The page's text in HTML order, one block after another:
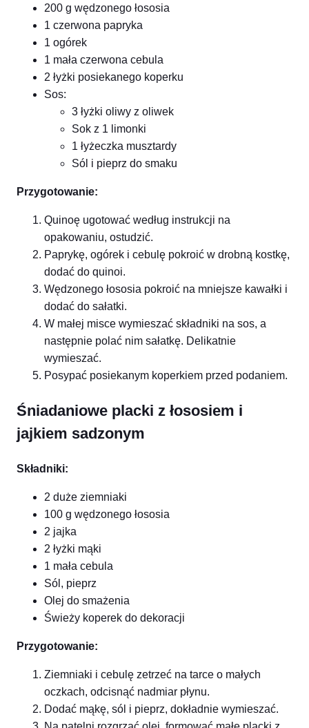
200 g wędzonego łososia
1 czerwona papryka
1 ogórek
1 mała czerwona cebula
2 łyżki posiekanego koperku
Sos:
3 łyżki oliwy z oliwek
Sok z 1 limonki
1 łyżeczka musztardy
Sól i pieprz do smaku
Przygotowanie:
Quinoę ugotować według instrukcji na
opakowaniu, ostudzić.
Paprykę, ogórek i cebulę pokroić w drobną kostkę,
dodać do quinoi.
Wędzonego łososia pokroić na mniejsze kawałki i
dodać do sałatki.
W małej misce wymieszać składniki na sos, a
następnie polać nim sałatkę. Delikatnie
wymieszać.
Posypać posiekanym koperkiem przed podaniem.
Śniadaniowe placki z łososiem i
jajkiem sadzonym
Składniki:
2 duże ziemniaki
100 g wędzonego łososia
2 jajka
2 łyżki mąki
1 mała cebula
Sól, pieprz
Olej do smażenia
Świeży koperek do dekoracji
Przygotowanie:
Ziemniaki i cebulę zetrzeć na tarce o małych
oczkach, odcisnąć nadmiar płynu.
Dodać mąkę, sól i pieprz, dokładnie wymieszać.